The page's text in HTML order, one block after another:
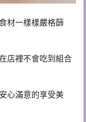
材一樣樣嚴格篩
店裡不會吃到組合
心滿意的享受美